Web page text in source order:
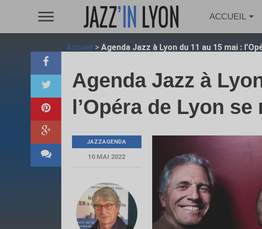
ACCUEIL
Accueil > Agenda Jazz à Lyon du 11 au 15 mai :
Agenda Jazz à
l’Opéra de Lyon
JAZZAGENDA
10 MAI 2022